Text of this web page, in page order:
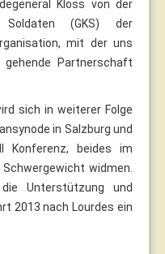
Kloss von der
Soldaten (GKS) der
mit der uns
Partnerschaft
sich in weiterer Folge
in Salzburg und
Konferenz, beides im
widmen.
Unterstützung und
2013 nach Lourdes ein